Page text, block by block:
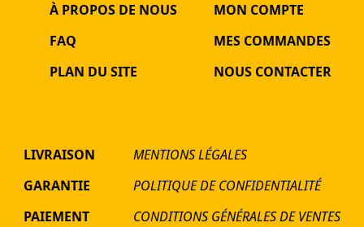
À PROPOS DE NOUS
FAQ
PLAN DU SITE
MON COMPTE
MES COMMANDES
NOUS CONTACTER
LIVRAISON
GARANTIE
PAIEMENT
MENTIONS LÉGALES
POLITIQUE DE CONFIDENTIALITÉ
CONDITIONS GÉNÉRALES DE VENTES